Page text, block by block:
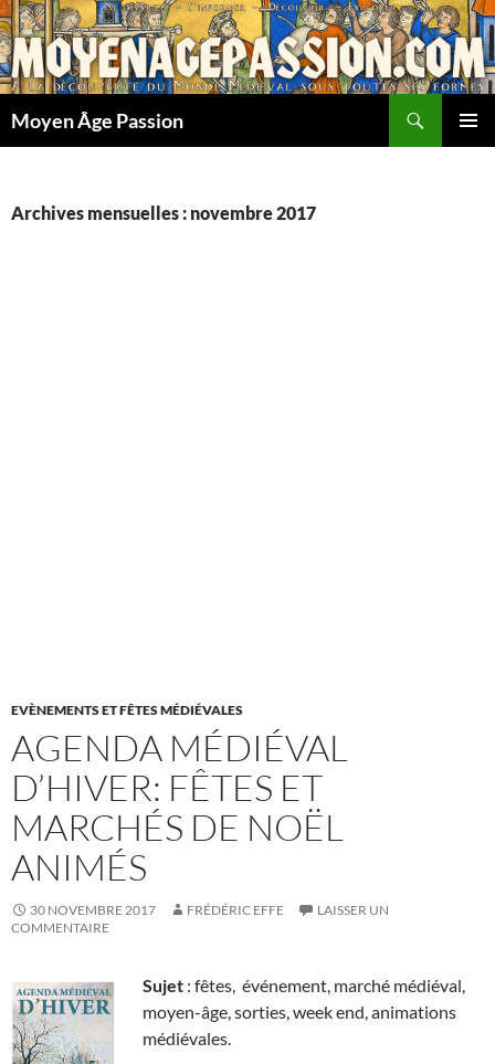
Aller
au
contenu
Moyen Âge Passion
Archives mensuelles : novembre 2017
EVÈNEMENTS ET FÊTES MÉDIÉVALES
AGENDA MÉDIÉVAL
D’HIVER: FÊTES ET
MARCHÉS DE NOËL
ANIMÉS
30 NOVEMBRE 2017 FRÉDÉRIC EFFE
LAISSER UN
COMMENTAIRE
Sujet : fêtes, événement, marché médiéval,
moyen-âge, sorties, week end, animations
médiévales.